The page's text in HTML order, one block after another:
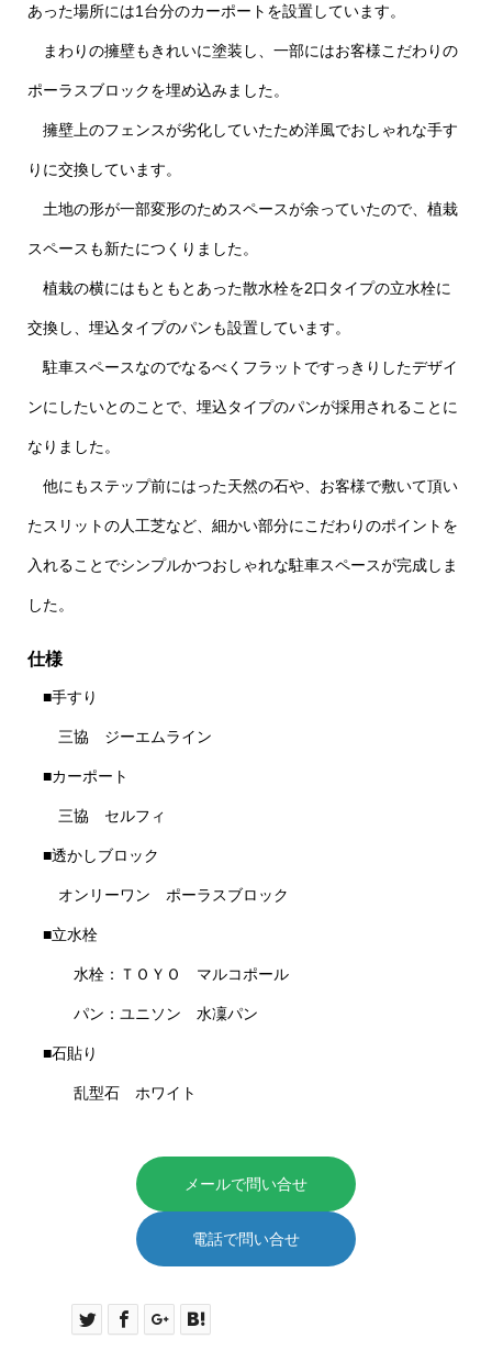
あった場所には1台分のカーポートを設置しています。
まわりの擁壁もきれいに塗装し、一部にはお客様こだわりの
ポーラスブロックを埋め込みました。
擁壁上のフェンスが劣化していたため洋風でおしゃれな手す
りに交換しています。
土地の形が一部変形のためスペースが余っていたので、植栽
スペースも新たにつくりました。
植栽の横にはもともとあった散水栓を2口タイプの立水栓に
交換し、埋込タイプのパンも設置しています。
駐車スペースなのでなるべくフラットですっきりしたデザイ
ンにしたいとのことで、埋込タイプのパンが採用されることに
なりました。
他にもステップ前にはった天然の石や、お客様で敷いて頂い
たスリットの人工芝など、細かい部分にこだわりのポイントを
入れることでシンプルかつおしゃれな駐車スペースが完成しま
した。
仕様
■手すり
三協 ジーエムライン
■カーポート
三協 セルフィ
■透かしブロック
オンリーワン ポーラスブロック
■立水栓
水栓：ＴＯＹＯ マルコポール
パン：ユニソン 水凜パン
■石貼り
乱型石 ホワイト
メールで問い合せ
電話で問い合せ